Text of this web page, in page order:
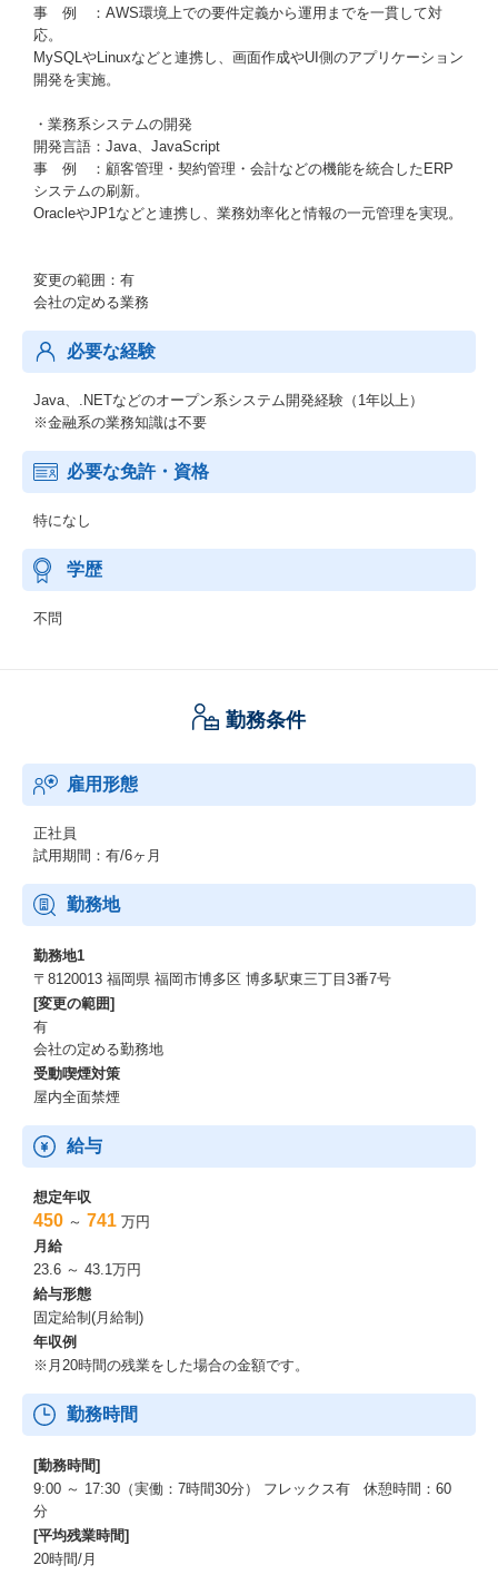
事 例 ：AWS環境上での要件定義から運用までを一貫して対
応。
MySQLやLinuxなどと連携し、画面作成やUI側のアプリケーション
開発を実施。
・業務系システムの開発
開発言語：Java、JavaScript
事 例 ：顧客管理・契約管理・会計などの機能を統合したERP
システムの刷新。
OracleやJP1などと連携し、業務効率化と情報の一元管理を実現。
変更の範囲：有
会社の定める業務
必要な経験
Java、.NETなどのオープン系システム開発経験（1年以上）
※金融系の業務知識は不要
必要な免許・資格
特になし
学歴
不問
勤務条件
雇用形態
正社員
試用期間：有/6ヶ月
勤務地
勤務地1
〒8120013 福岡県 福岡市博多区 博多駅東三丁目3番7号
[変更の範囲]
有
会社の定める勤務地
受動喫煙対策
屋内全面禁煙
給与
想定年収
450 ～ 741 万円
月給
23.6 ～ 43.1万円
給与形態
固定給制(月給制)
年収例
※月20時間の残業をした場合の金額です。
勤務時間
[勤務時間]
9:00 ～ 17:30（実働：7時間30分） フレックス有 休憩時間：60
分
[平均残業時間]
20時間/月